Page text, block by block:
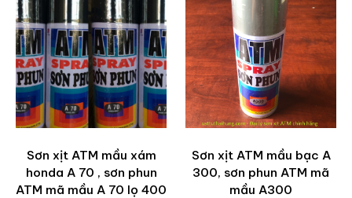
Sơn xịt ATM mầu xám
honda A 70 , sơn phun
ATM mã mầu A 70 lọ 400
Sơn xịt ATM mầu bạc A
300, sơn phun ATM mã
mầu A300